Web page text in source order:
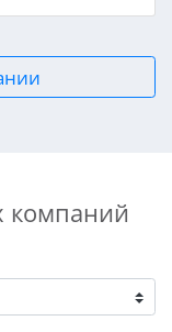
компаний